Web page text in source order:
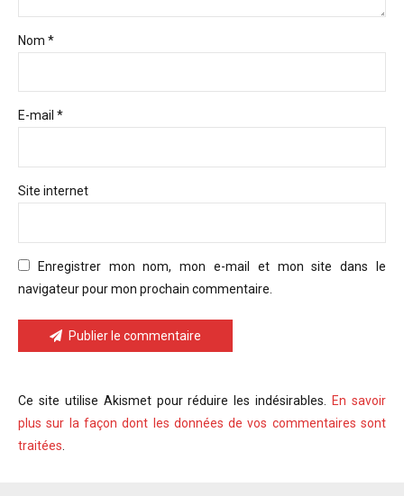
Nom *
E-mail *
Site internet
Enregistrer mon nom, mon e-mail et mon site dans le
navigateur pour mon prochain commentaire.
Publier le commentaire
Ce site utilise Akismet pour réduire les indésirables.
En savoir
plus sur la façon dont les données de vos commentaires sont
traitées